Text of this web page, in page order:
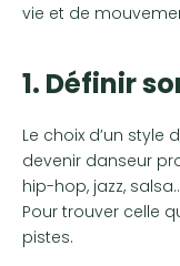
vie et de
1. Définir
Le choix d’un
devenir danseur
hip-hop, jazz,
Pour trouver celle
pistes.